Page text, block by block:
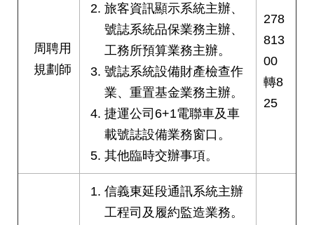
周聘用
規劃師
旅客資訊顯示系統主辦、
號誌系統品保業務主辦、
工務所預算業務主辦。
號誌系統設備財產檢查作
業、重置基金業務主辦。
捷運公司6+1電聯車及車
載號誌設備業務窗口。
其他臨時交辦事項。
278
813
00
轉8
25
信義東延段通訊系統主辦
工程司及履約監造業務。